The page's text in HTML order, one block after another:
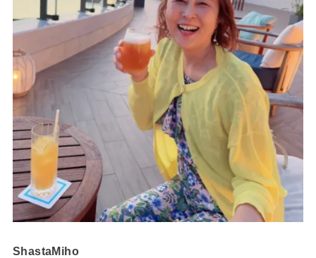
ShastaMiho